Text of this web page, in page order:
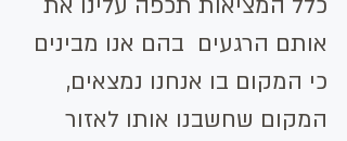
אותם הרגעים  בהם אנו מבינים
כי המקום בו אנחנו נמצאים,
המקום שחשבנו אותו לאזור